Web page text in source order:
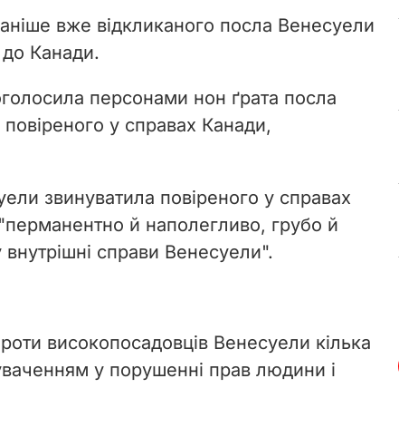
i
d
e
вже відкликаного посла Венесуели
Канади.
персонами нон ґрата посла
повіреного у справах Канади,
звинуватила повіреного у справах
й наполегливо, грубо й
справи Венесуели".
високопосадовців Венесуели кілька
у порушенні прав людини і